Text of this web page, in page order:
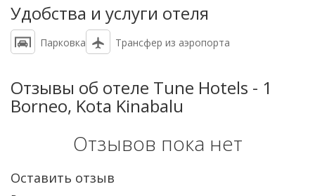
Удобства и услуги отеля
Парковка Трансфер из аэропорта
Отзывы об отеле Tune Hotels - 1
Borneo, Kota Kinabalu
Отзывов пока нет
Оставить отзыв